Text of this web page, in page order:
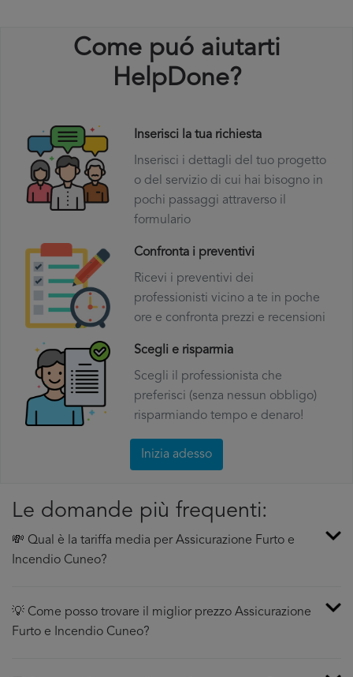
Come puó aiutarti
HelpDone?
Inserisci la tua richiesta
Inserisci i dettagli del tuo progetto
o del servizio di cui hai bisogno in
pochi passaggi attraverso il
formulario
Confronta i preventivi
Ricevi i preventivi dei
professionisti vicino a te in poche
ore e confronta prezzi e recensioni
Scegli e risparmia
Scegli il professionista che
preferisci (senza nessun obbligo)
risparmiando tempo e denaro!
Inizia adesso
Le domande più frequenti:
💸 Qual è la tariffa media per Assicurazione Furto e
Incendio Cuneo?
💡 Come posso trovare il miglior prezzo Assicurazione
Furto e Incendio Cuneo?